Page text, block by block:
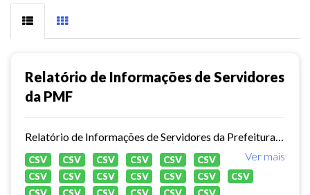
Relatório de Informações de Servidores
da PMF
Ver mais
CSV CSV CSV CSV CSV
CSV
CSV
CSV CSV CSV CSV CSV
CSV
CSV
CSV CSV CSV CSV CSV